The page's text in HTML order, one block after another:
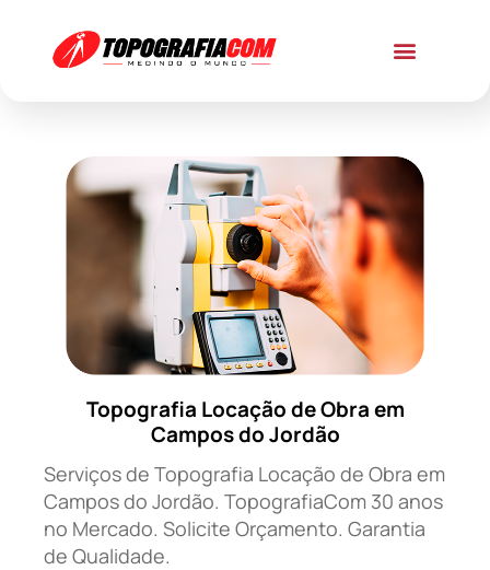
Topografia Locação de Obra em
Campos do Jordão
Serviços de Topografia Locação de Obra em
Campos do Jordão. TopografiaCom 30 anos
no Mercado. Solicite Orçamento. Garantia
de Qualidade.